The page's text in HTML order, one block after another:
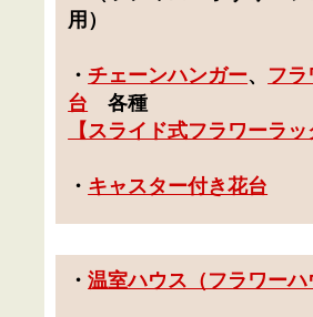
用）
・ チェーンハンガー、 フ
台 各種
【スライド式フラワーラッ
・ キャスター付き花台
・温室ハウス（フラワーハ